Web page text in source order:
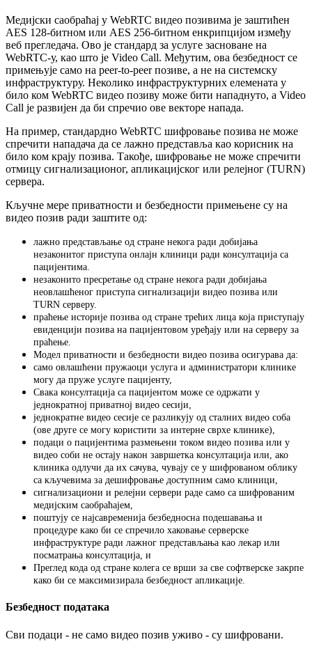
Медијски саобраћај у WebRTC видео позивима је заштићен
AES 128-битном или AES 256-битном енкрипцијом између
веб прегледача. Ово је стандард за услуге засноване на
WebRTC-у, као што је Video Call. Међутим, ова безбедност се
примењује само на peer-to-peer позиве, а не на системску
инфраструктуру. Неколико инфраструктурних елемената у
било ком WebRTC видео позиву може бити нападнуто, а Video
Call је развијен да би спречио ове векторе напада.
На пример, стандардно WebRTC шифровање позива не може
спречити нападача да се лажно представља као корисник на
било ком крају позива. Такође, шифровање не може спречити
отмицу сигнализационог, апликацијског или релејног (TURN)
сервера.
Кључне мере приватности и безбедности примењене су на
видео позив ради заштите од:
лажно представљање од стране некога ради добијања
незаконитог приступа онлајн клиници ради консултација са
пацијентима.
незаконито пресретање од стране некога ради добијања
неовлашћеног приступа сигнализацији видео позива или
TURN серверу.
праћење историје позива од стране трећих лица која приступају
евиденцији позива на пацијентовом уређају или на серверу за
праћење.
Модел приватности и безбедности видео позива осигурава да:
само овлашћени пружаоци услуга и администратори клинике
могу да пруже услуге пацијенту,
Свака консултација са пацијентом може се одржати у
једнократној приватној видео сесији,
једнократне видео сесије се разликују од сталних видео соба
(ове друге се могу користити за интерне сврхе клинике),
подаци о пацијентима размењени током видео позива или у
видео соби не остају након завршетка консултација или, ако
клиника одлучи да их сачува, чувају се у шифрованом облику
са кључевима за дешифровање доступним само клиници,
сигнализациони и релејни сервери раде само са шифрованим
медијским саобраћајем,
поштују се најсавременија безбедносна подешавања и
процедуре како би се спречило хаковање серверске
инфраструктуре ради лажног представљања као лекар или
посматрања консултација, и
Преглед кода од стране колега се врши за све софтверске закрпе
како би се максимизирала безбедност апликације.
Безбедност података
Сви подаци - не само видео позив уживо - су шифровани.